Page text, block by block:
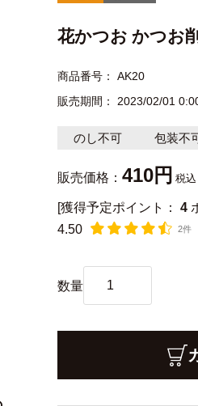
花かつお かつお
商品番号
AK20
販売期間
2023/02/01
のし不可 包装不
販売価格： 410 税込
[獲得予定ポイント： 4
4.50
2件